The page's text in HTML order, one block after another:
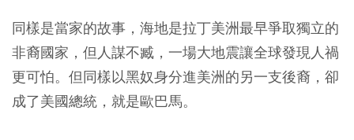
同樣是當家的故事，海地是拉丁美洲最早爭取獨立的
非裔國家，但人謀不臧，一場大地震讓全球發現人禍
更可怕。但同樣以黑奴身分進美洲的另一支後裔，卻
成了美國總統，就是歐巴馬。